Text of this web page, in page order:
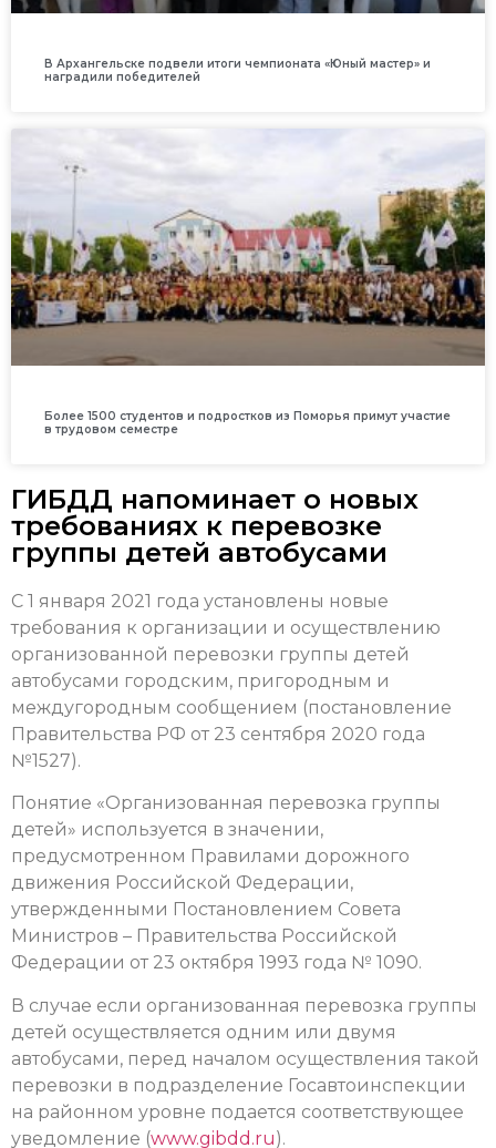
В Архангельске подвели итоги чемпионата «Юный мастер» и
наградили победителей
Более 1500 студентов и подростков из Поморья примут участие
в трудовом семестре
ГИБДД напоминает о новых
требованиях к перевозке
группы детей автобусами
С 1 января 2021 года установлены новые
требования к организации и осуществлению
организованной перевозки группы детей
автобусами городским, пригородным и
междугородным сообщением (постановление
Правительства РФ от 23 сентября 2020 года
№1527).
Понятие «Организованная перевозка группы
детей» используется в значении,
предусмотренном Правилами дорожного
движения Российской Федерации,
утвержденными Постановлением Совета
Министров – Правительства Российской
Федерации от 23 октября 1993 года № 1090.
В случае если организованная перевозка группы
детей осуществляется одним или двумя
автобусами, перед началом осуществления такой
перевозки в подразделение Госавтоинспекции
на районном уровне подается соответствующее
уведомление (www.gibdd.ru).